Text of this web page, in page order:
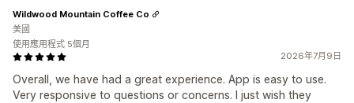
2026年7月9日
Overall, we have had a great experience. App is easy to use.
Very responsive to questions or concerns. I just wish they
Wildwood Mountain Coffee Co
美國
使用應用程式 5個月